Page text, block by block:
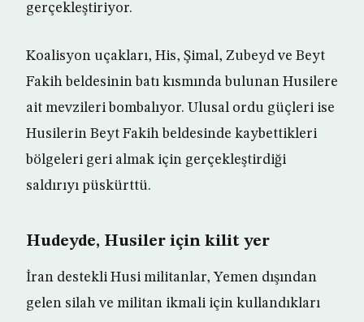
gerçekleştiriyor.
Koalisyon uçakları, His, Şimal, Zubeyd ve Beyt
Fakih beldesinin batı kısmında bulunan Husilere
ait mevzileri bombalıyor. Ulusal ordu güçleri ise
Husilerin Beyt Fakih beldesinde kaybettikleri
bölgeleri geri almak için gerçekleştirdiği
saldırıyı püskürttü.
Hudeyde, Husiler için kilit yer
İran destekli Husi militanlar, Yemen dışından
gelen silah ve militan ikmali için kullandıkları